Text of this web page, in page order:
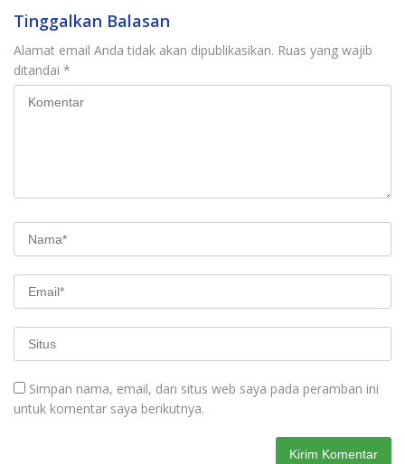
Tinggalkan Balasan
Alamat email Anda tidak akan dipublikasikan. Ruas yang wajib
ditandai *
Simpan nama, email, dan situs web saya pada peramban ini
untuk komentar saya berikutnya.